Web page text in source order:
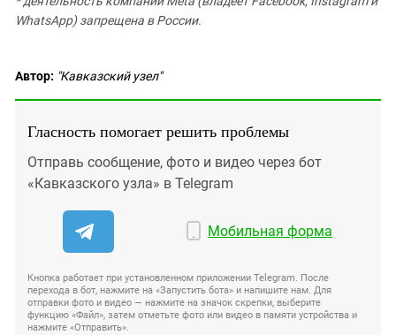
WhatsApp) запрещена в России.
Автор: "Кавказский узел"
Гласность помогает решить проблемы
Отправь сообщение, фото и видео через бот
«Кавказского узла» в Telegram
Мобильная форма
Кнопка работает при установленном приложении Telegram. После
перехода в бот, нажмите на «Запустить бота» и напишите нам. Для
отправки фото и видео — нажмите на значок скрепки, выберите
функцию «Файл», затем отметьте фото или видео в памяти устройства и
нажмите «Отправить».